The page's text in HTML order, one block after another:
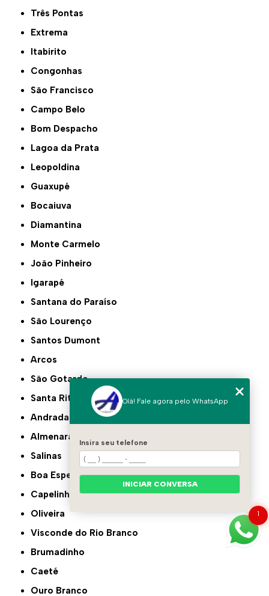
Três Pontas
Extrema
Itabirito
Congonhas
São Francisco
Campo Belo
Bom Despacho
Lagoa da Prata
Leopoldina
Guaxupé
Bocaiuva
Diamantina
Monte Carmelo
João Pinheiro
Igarapé
Santana do Paraíso
São Lourenço
Santos Dumont
Arcos
São Gotardo
Santa Rita do Sapucaí
Andradas
Almenara
Salinas
Boa Esperança
Capelinha
Oliveira
Visconde do Rio Branco
Brumadinho
Caeté
Ouro Branco
1
Olá! Fale agora pelo WhatsApp
Insira seu telefone
INICIAR CONVERSA